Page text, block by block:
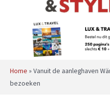
Home » Vanuit de aanleghaven
bezoeken